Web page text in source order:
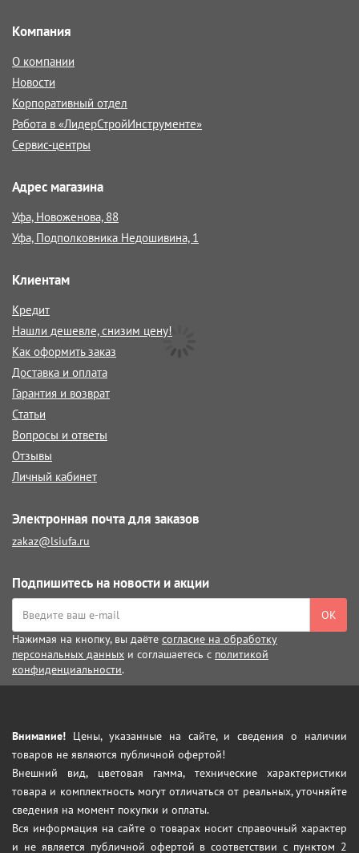
Компания
О компании
Новости
Корпоративный отдел
Работа в «ЛидерСтройИнструменте»
Сервис-центры
Адрес магазина
Уфа, Новоженова, 88
Уфа, Подполковника Недошивина, 1
Клиентам
Кредит
Нашли дешевле, снизим цену!
Как оформить заказ
Доставка и оплата
Гарантия и возврат
Статьи
Вопросы и ответы
Отзывы
Личный кабинет
Электронная почта для заказов
zakaz@lsiufa.ru
Подпишитесь на новости и акции
ОК
Нажимая на кнопку, вы даёте согласие на обработку
персональных данных и соглашаетесь с политикой
конфиденциальности.
Внимание! Цены, указанные на сайте, и сведения о наличии
товаров не являются публичной офертой!
Внешний вид, цветовая гамма, технические характеристики
товара и комплектность могут отличаться от реальных, уточняйте
сведения на момент покупки и оплаты.
Вся информация на сайте о товарах носит справочный характер
и не является публичной офертой в соответствии с пунктом 2